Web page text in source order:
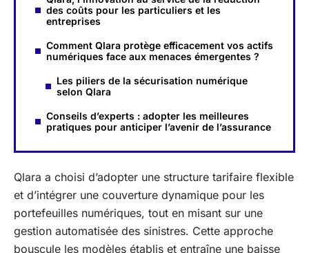
des coûts pour les particuliers et les
entreprises
Comment Qlara protège efficacement vos actifs
numériques face aux menaces émergentes ?
Les piliers de la sécurisation numérique
selon Qlara
Conseils d’experts : adopter les meilleures
pratiques pour anticiper l’avenir de l’assurance
Qlara a choisi d’adopter une structure tarifaire flexible
et d’intégrer une couverture dynamique pour les
portefeuilles numériques, tout en misant sur une
gestion automatisée des sinistres. Cette approche
bouscule les modèles établis et entraîne une baisse